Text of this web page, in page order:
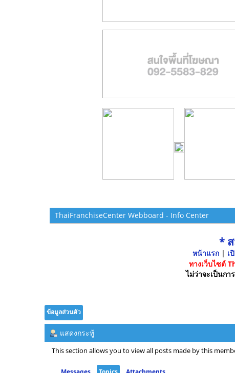
ThaiFranchiseCenter Webboard - Info Center
*
หน้าแรก| เ
ทางเว็บไซต์
ไม่ว่าจะเป็นก
ข้อมูลส่วนตัว
แสดงกระทู้
This section allows you to view all posts made by this